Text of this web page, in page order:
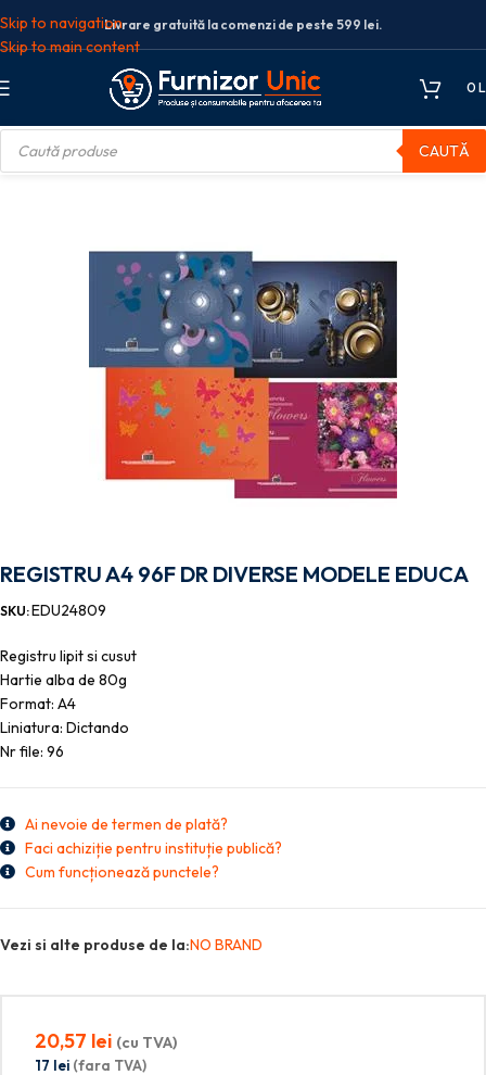
Skip to navigation
Skip to main content
Livrare gratuită la comenzi de peste 599 lei.
0
CAUTĂ
arhivare
REGISTRU A4 96F DR DIVERSE MODELE EDUCA
SKU:EDU24809
Registru lipit si cusut
Hartie alba de 80g
Format: A4
Liniatura: Dictando
Nr file: 96
Ai nevoie de termen de plată?
Faci achiziție pentru instituție publică?
Cum funcționează punctele?
Vezi si alte produse de la:NO BRAND
20,57 lei (cu TVA)
17 lei (fara TVA)